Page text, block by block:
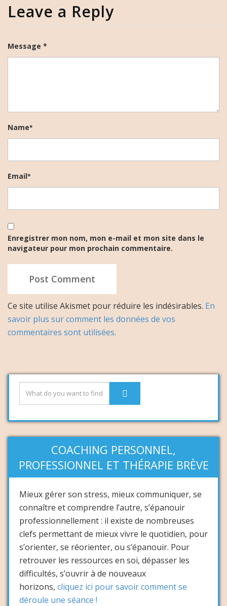
Leave a Reply
Message *
Name*
Email*
Enregistrer mon nom, mon e-mail et mon site dans le
navigateur pour mon prochain commentaire.
Ce site utilise Akismet pour réduire les indésirables. En
savoir plus sur comment les données de vos
commentaires sont utilisées.
COACHING PERSONNEL,
PROFESSIONNEL ET THÉRAPIE BRÈVE
Mieux gérer son stress, mieux communiquer, se
connaître et comprendre l’autre, s’épanouir
professionnellement : il existe de nombreuses
clefs permettant de mieux vivre le quotidien, pour
s’orienter, se réorienter, ou s’épanouir. Pour
retrouver les ressources en soi, dépasser les
difficultés, s’ouvrir à de nouveaux
horizons, cliquez ici pour savoir comment se
déroule une séance !